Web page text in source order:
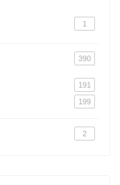
1
390
191
199
2